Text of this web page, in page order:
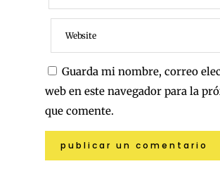
Guarda mi nombre, correo
web en este navegador para la
que comente.